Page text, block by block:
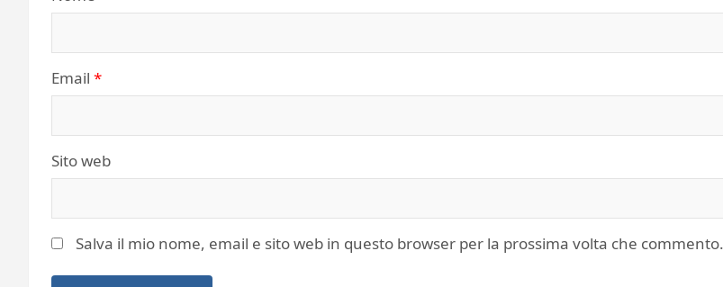
Email *
Sito web
Salva il mio nome, email e sito web in questo browser per la prossima volta che commento.